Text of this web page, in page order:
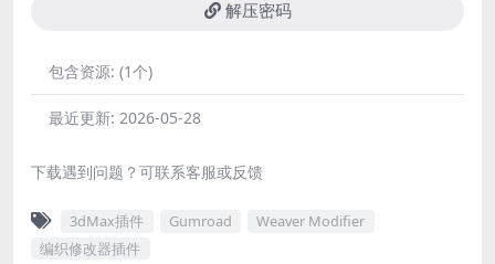
解压密码
包含资源: (1个)
最近更新: 2026-05-28
下载遇到问题？可联系客服或反馈
3dMax插件 Gumroad
Weaver Modifier
编织修改器插件